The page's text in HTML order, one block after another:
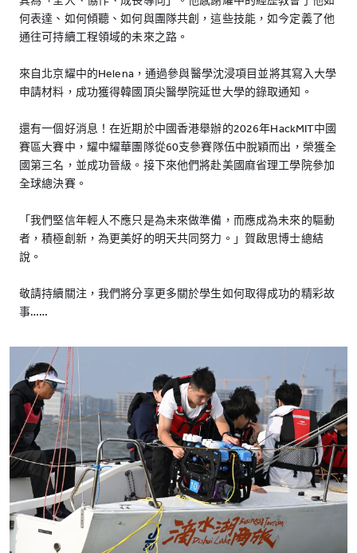
何表達、如何傾聽、如何與團隊共創，這些技能，如今定義了他
通往可持續工程領域的未來之路。
來自北京耀中的Helena，通過參與醫學沈浸項目並將其寫入大學
申請材料，成功獲得韓國頂尖醫學院延世大學的錄取通知。
還有一個好消息！在近期於中國香港舉辦的2026年HackMIT中國
賽區大賽中，耀中耀華團隊從60支參賽隊伍中脫穎而出，榮獲全
國第三名，並成功晉級。接下來他們將赴美國麻省理工學院參加
全球總決賽。
「我們堅信年輕人不應只是為未來做準備，而應成為未來的驅動
者，積極創新，為更美好的明天共同努力。」賀啟思博士總結
說。
敬請持續關注，我們將分享更多關於學生如何取得成功的精彩故
事……